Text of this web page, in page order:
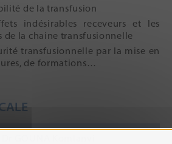
de la transfusion
indésirables receveurs et les
de la chaine transfusionnelle
transfusionnelle par la mise en
de formations…